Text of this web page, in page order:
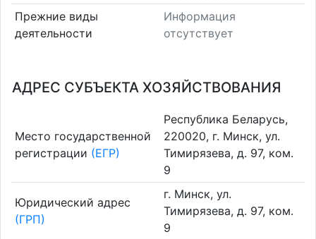
Прежние виды
деятельности
Информация
отсутствует
АДРЕС СУБЪЕКТА ХОЗЯЙСТВОВАНИЯ
Место государственной
регистрации (ЕГР)
Республика Беларусь,
220020, г. Минск, ул.
Тимирязева, д. 97, ком.
9
Юридический адрес
(ГРП)
г. Минск, ул.
Тимирязева, д. 97, ком.
9